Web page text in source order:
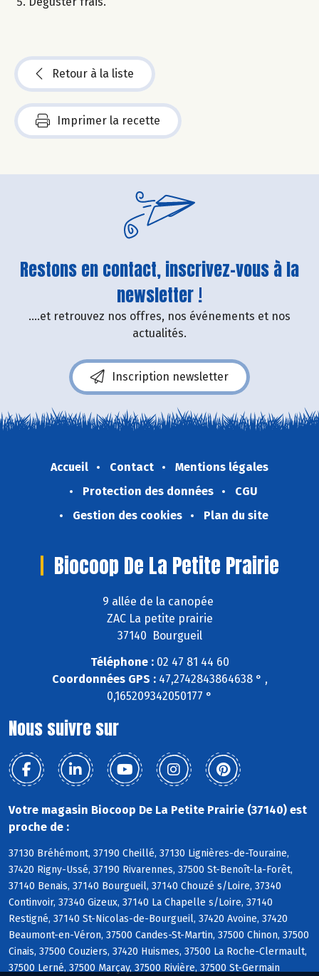
Retour à la liste
Imprimer la recette
Restons en contact, inscrivez-vous à la
newsletter !
....et retrouvez nos offres, nos événements et nos
actualités.
Inscription newsletter
Accueil Contact
Mentions légales
Protection des données
CGU
Gestion des cookies
Plan du site
Biocoop De La Petite Prairie
9 allée de la canopée
ZAC La petite prairie
37140 Bourgueil
Téléphone :02 47 81 44 60
Coordonnées GPS :47,2742843864638 ° ,
0,165209342050177 °
Nous suivre sur
Votre magasin Biocoop De La Petite Prairie (37140) est
proche de :
37130 Bréhémont, 37190 Cheillé, 37130 Lignières-de-Touraine,
37420 Rigny-Ussé, 37190 Rivarennes, 37500 St-Benoît-la-Forêt,
37140 Benais, 37140 Bourgueil, 37140 Chouzé s/Loire, 37340
Continvoir, 37340 Gizeux, 37140 La Chapelle s/Loire, 37140
Restigné, 37140 St-Nicolas-de-Bourgueil, 37420 Avoine, 37420
Beaumont-en-Véron, 37500 Candes-St-Martin, 37500 Chinon, 37500
Cinais, 37500 Couziers, 37420 Huismes, 37500 La Roche-Clermault,
37500 Lerné, 37500 Marçay, 37500 Rivière, 37500 St-Germain